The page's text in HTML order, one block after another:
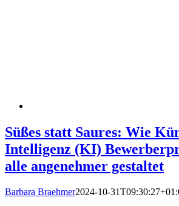
Süßes statt Saures: Wie
Intelligenz (KI)
alle angenehmer gestaltet
Barbara Braehmer2024-10-